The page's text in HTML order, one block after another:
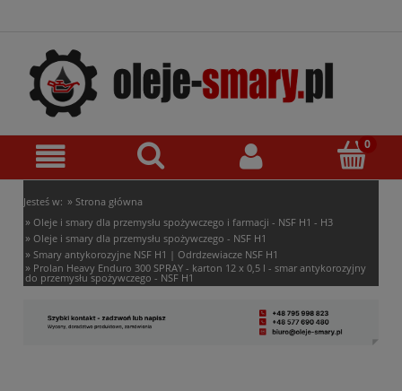
Jesteś w: » Strona główna
» Oleje i smary dla przemysłu spożywczego i farmacji - NSF H1 - H3
» Oleje i smary dla przemysłu spożywczego - NSF H1
» Smary antykorozyjne NSF H1 | Odrdzewiacze NSF H1
» Prolan Heavy Enduro 300 SPRAY - karton 12 x 0,5 l - smar antykorozyjny
do przemysłu spożywczego - NSF H1